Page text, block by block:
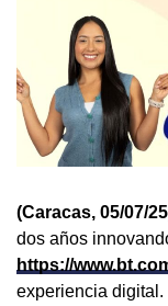
(Caracas, 05/07/
dos años
https://
experiencia digital.